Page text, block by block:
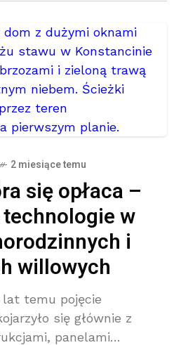
2 miesiące temu
się opłaca –
w
i
willowych
lat temu pojęcie
się głównie z
panelami